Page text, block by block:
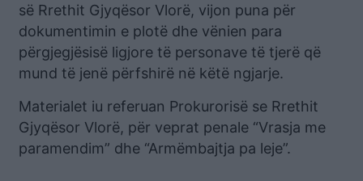
së Rrethit Gjyqësor Vlorë, vijon puna për
dokumentimin e plotë dhe vënien para
përgjegjësisë ligjore të personave të tjerë që
mund të jenë përfshirë në këtë ngjarje.
Materialet iu referuan Prokurorisë se Rrethit
Gjyqësor Vlorë, për veprat penale “Vrasja me
paramendim” dhe “Armëmbajtja pa leje”.